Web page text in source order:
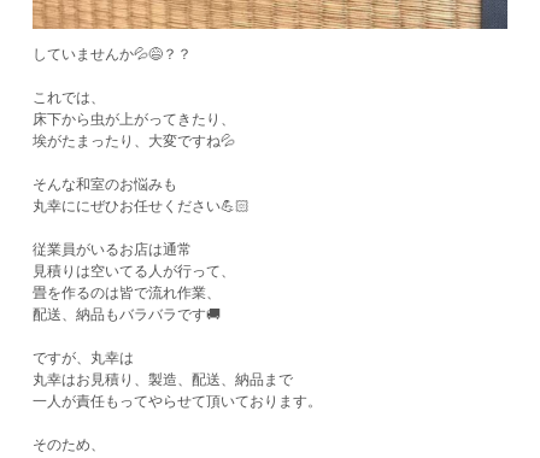
していませんか💦😅？？
これでは、
床下から虫が上がってきたり、
埃がたまったり、大変ですね💦
そんな和室のお悩みも
丸幸ににぜひお任せください💪🏻
従業員がいるお店は通常
見積りは空いてる人が行って、
畳を作るのは皆で流れ作業、
配送、納品もバラバラです🚚
ですが、丸幸は
丸幸はお見積り、製造、配送、納品まで
一人が責任もってやらせて頂いております。
そのため、